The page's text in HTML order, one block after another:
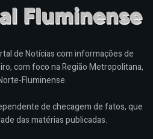
de Notícias com informações de
com foco na Região Metropolitana,
Fluminense.
de checagem de fatos, que
das matérias publicadas.